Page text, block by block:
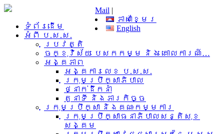
Mail |
ភាសាខ្មែរ
English
ទំព័រដើម
អំពី​ ប.ស.ស.
ប្រវត្តិ
ចក្ខុវិស័យ បេសកកម្ម និង គោលការណ៍…
អង្គភាព
អង្គការលេខ ប.ស.ស.
ក្រុមប្រឹក្សាភិបាល
ថ្នាក់ដឹកនាំ
តួនាទី និងភារកិច្ច
ក្រុមប្រឹក្សា និងគណៈកម្មការ
ក្រុមប្រឹក្សាធនាភិបាលសន្តិសុខ
សង្គម